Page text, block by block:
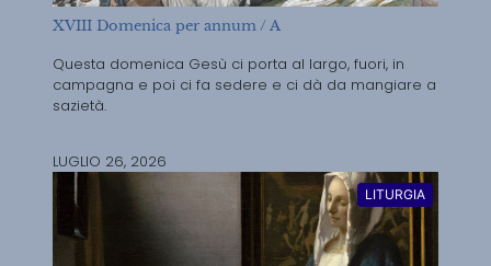
XVIII Domenica per annum / A
Questa domenica Gesù ci porta al largo, fuori, in
campagna e poi ci fa sedere e ci dà da mangiare a
sazietà.
LUGLIO 26, 2026
LITURGIA